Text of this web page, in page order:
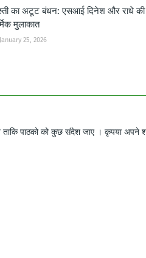
का अटूट बंधन: एसआई दिनेश और राधे की
मुलाकात
January 25, 2026
पाठको को कुछ संदेश जाए । कृपया अपने